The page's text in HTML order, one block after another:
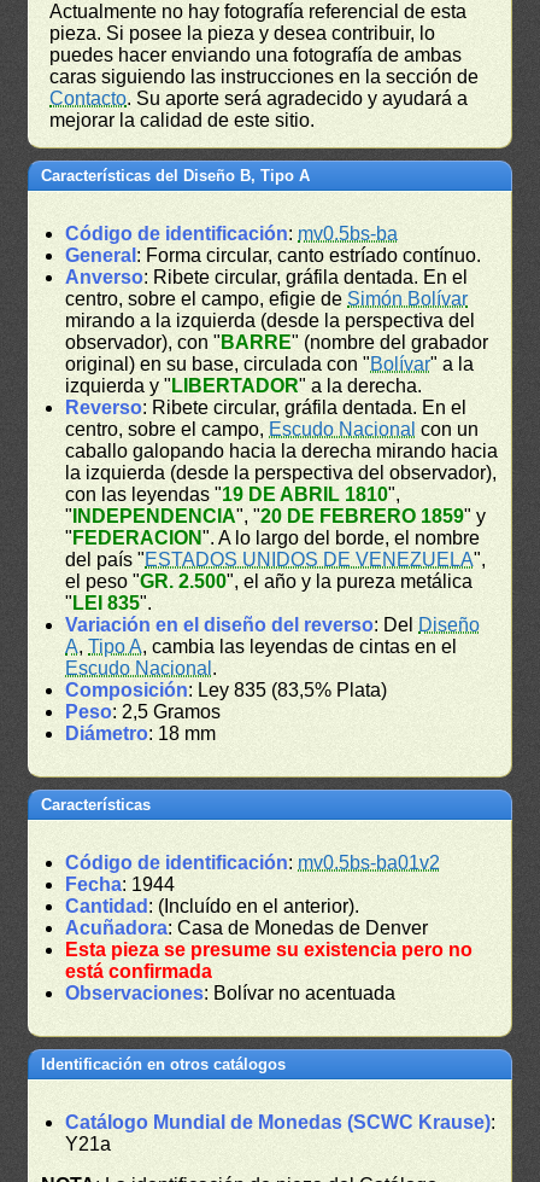
Actualmente no hay fotografía referencial de esta
pieza. Si posee la pieza y desea contribuir, lo
puedes hacer enviando una fotografía de ambas
caras siguiendo las instrucciones en la sección de
Contacto. Su aporte será agradecido y ayudará a
mejorar la calidad de este sitio.
Características del Diseño B, Tipo A
Código de identificación: mv0.5bs-ba
General : Forma circular, canto estríado contínuo.
Anverso: Ribete circular, gráfila dentada. En el
centro, sobre el campo, efigie deSimón Bolívar
mirando a la izquierda (desde la perspectiva del
observador), con " BARRE" (nombre del grabador
original) en su base, circulada con "Bolívar" a la
izquierda y " LIBERTADOR" a la derecha.
Reverso: Ribete circular, gráfila dentada. En el
centro, sobre el campo, Escudo Nacional con un
caballo galopando hacia la derecha mirando hacia
la izquierda (desde la perspectiva del observador),
con las leyendas "19 DE ABRIL 1810",
" INDEPENDENCIA", "20 DE FEBRERO 1859" y
" FEDERACION". A lo largo del borde, el nombre
del país "ESTADOS UNIDOS DE VENEZUELA",
el peso "GR. 2.500", el año y la pureza metálica
" LEI 835".
Variación en el diseño del reverso: Del Diseño
A,Tipo A, cambia las leyendas de cintas en el
Escudo Nacional .
Composición: Ley 835 (83,5% Plata)
Peso: 2,5 Gramos
Diámetro: 18 mm
Características
Código de identificación: mv0.5bs-ba01v2
Fecha: 1944
Cantidad : (Incluído en el anterior).
Acuñadora: Casa de Monedas de Denver
Esta pieza se presume su existencia pero no
está confirmada
Observaciones: Bolívar no acentuada
Identificación en otros catálogos
Catálogo Mundial de Monedas (SCWC Krause):
Y21a